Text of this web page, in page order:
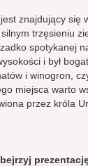
znajdujący się
trzęsieniu
spotykanej
i był
i winogron,
miejsca warto
przez króla